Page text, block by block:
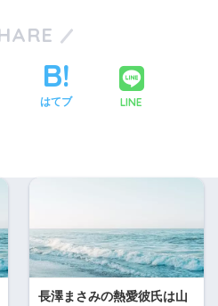
はてブ LINE
長澤まさみの熱愛彼氏は山